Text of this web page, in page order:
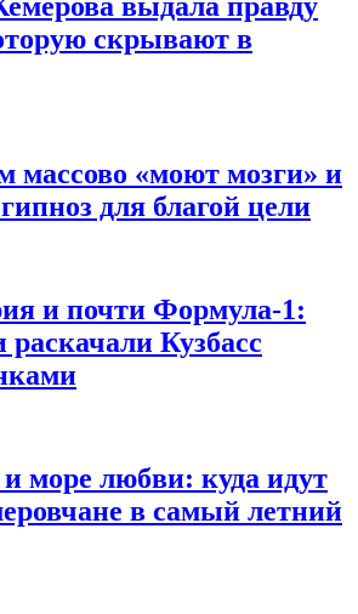
скрывают в
массово «моют мозги» и
для благой цели
и почти Формула-1:
Кузбасс
море любви: куда идут
в самый летний